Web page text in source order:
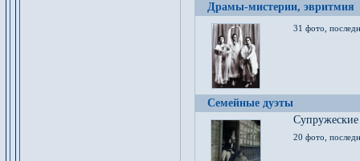
Драмы-мистерии, эвритмия
31 фото,
Семейные дуэты
20 фото,